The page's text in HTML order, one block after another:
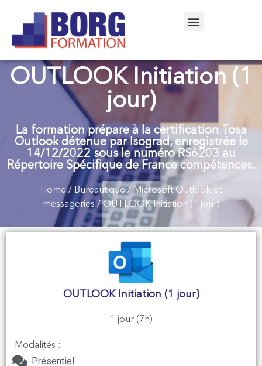
OUTLOOK Initiation (1
jour)
La formation prépare à la certification Tosa
Outlook détenue par Isograd, enregistrée le
14/12/2022 sous le numéro RS6203 au
Répertoire Spécifique de France compétences.
Home/ Bureautique/ Microsoft Outlook et
messageries/ OUTLOOK Initiation (1 jour)
OUTLOOK Initiation (1 jour)
1 jour (7h)
Modalités :
Présentiel